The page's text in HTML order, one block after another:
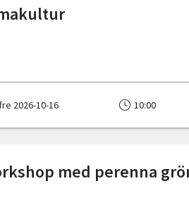
fre 2026-10-16 10:00
med perenna